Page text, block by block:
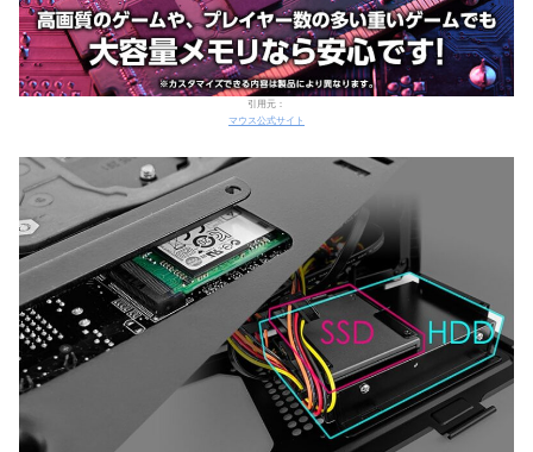
引用元：
マウス公式サイト